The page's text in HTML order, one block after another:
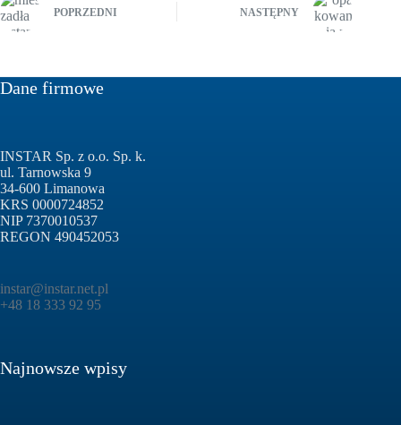
POPRZEDNI NASTĘPNY
Dane firmowe
INSTAR Sp. z o.o. Sp. k.
ul. Tarnowska 9
34-600 Limanowa
KRS 0000724852
NIP 7370010537
REGON 490452053
instar@instar.net.pl
+48 18 333 92 95
Najnowsze wpisy